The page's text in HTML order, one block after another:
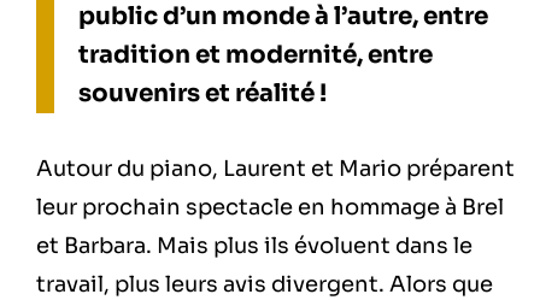
public d’un monde à l’autre, entre
tradition et modernité, entre
souvenirs et réalité !
Autour du piano, Laurent et Mario préparent
leur prochain spectacle en hommage à Brel
et Barbara. Mais plus ils évoluent dans le
travail, plus leurs avis divergent. Alors que